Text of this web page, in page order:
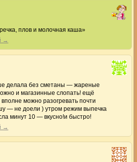
плов и молочная каша»
→
делала без сметаны — жареные
и магазинные слопать! ещё
можно разогревать почти
— не доели ) утром режим выпечка
минут 10 — вкусно!и быстро!
→